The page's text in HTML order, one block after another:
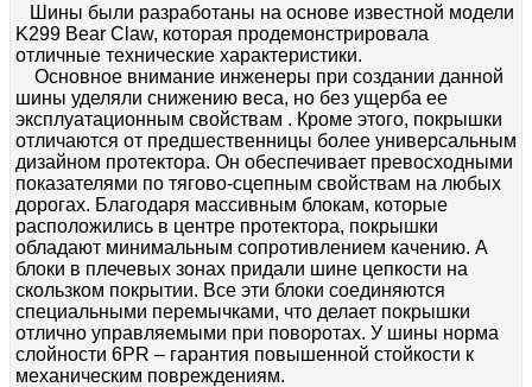
Шины были разработаны на основе известной модели
K299 Bear Claw, которая продемонстрировала
отличные технические характеристики.
Основное внимание инженеры при создании данной
шины уделяли снижению веса, но без ущерба ее
эксплуатационным свойствам . Кроме этого, покрышки
отличаются от предшественницы более универсальным
дизайном протектора. Он обеспечивает превосходными
показателями по тягово-сцепным свойствам на любых
дорогах. Благодаря массивным блокам, которые
расположились в центре протектора, покрышки
обладают минимальным сопротивлением качению. А
блоки в плечевых зонах придали шине цепкости на
скользком покрытии. Все эти блоки соединяются
специальными перемычками, что делает покрышки
отлично управляемыми при поворотах. У шины норма
слойности 6PR – гарантия повышенной стойкости к
механическим повреждениям.